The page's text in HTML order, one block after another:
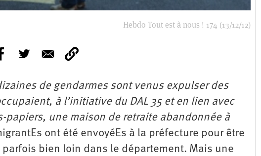
Hebdo Tout est à nous ! 174 (13/12/12)
de gendarmes sont venus expulser des
à l’initiative du DAL 35 et en lien avec
papiers, une maison de retraite abandonnée à
ont été envoyéEs à la préfecture pour être
bien loin dans le département. Mais une